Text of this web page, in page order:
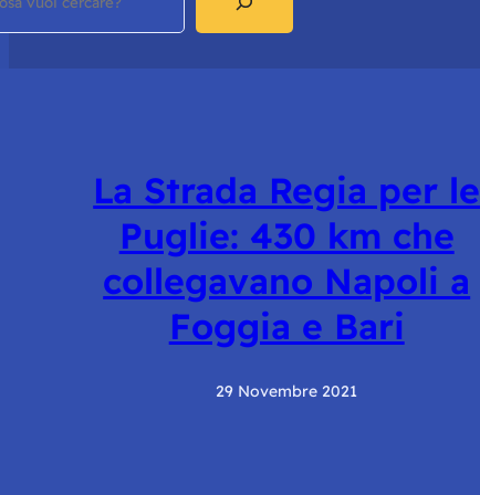
La Strada Regia per le
Puglie: 430 km che
collegavano Napoli a
Foggia e Bari
29 Novembre 2021